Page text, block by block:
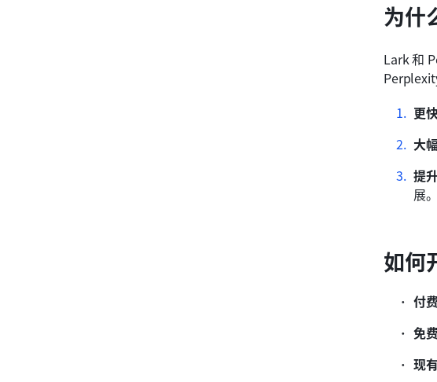
为什
Lark 和
更
大
提
展。
如何
付
免
现